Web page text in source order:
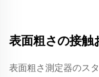
表面粗さの接触
表面粗さ測定器のス